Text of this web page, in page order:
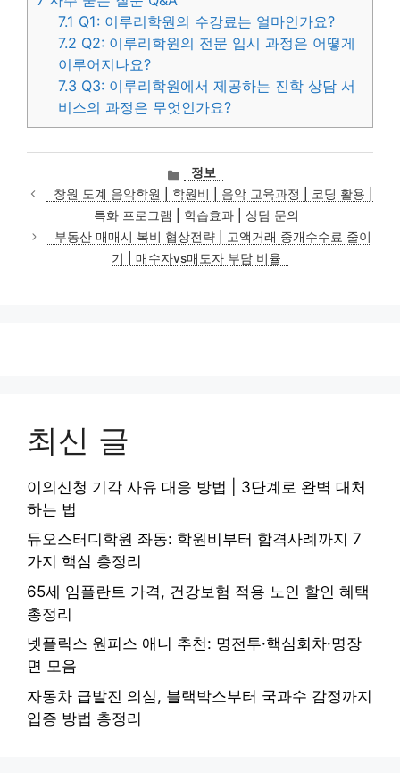
7.1 Q1: 이루리학원의 수강료는 얼마인가요?
7.2 Q2: 이루리학원의 전문 입시 과정은 어떻게
이루어지나요?
7.3 Q3: 이루리학원에서 제공하는 진학 상담 서
비스의 과정은 무엇인가요?
카
테
고
리
정보
창원 도계 음악학원 | 학원비 | 음악 교육과정 | 코딩 활용 |
특화 프로그램 | 학습효과 | 상담 문의
부동산 매매시 복비 협상전략 | 고액거래 중개수수료 줄이
기 | 매수자vs매도자 부담 비율
최신 글
이의신청 기각 사유 대응 방법 | 3단계로 완벽 대처
하는 법
듀오스터디학원 좌동: 학원비부터 합격사례까지 7
가지 핵심 총정리
65세 임플란트 가격, 건강보험 적용 노인 할인 혜택
총정리
넷플릭스 원피스 애니 추천: 명전투·핵심회차·명장
면 모음
자동차 급발진 의심, 블랙박스부터 국과수 감정까지
입증 방법 총정리